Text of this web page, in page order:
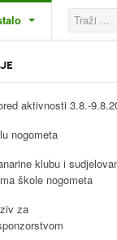
aktivnosti 3.8.-
nogometa
klubu i
škole nogometa
za